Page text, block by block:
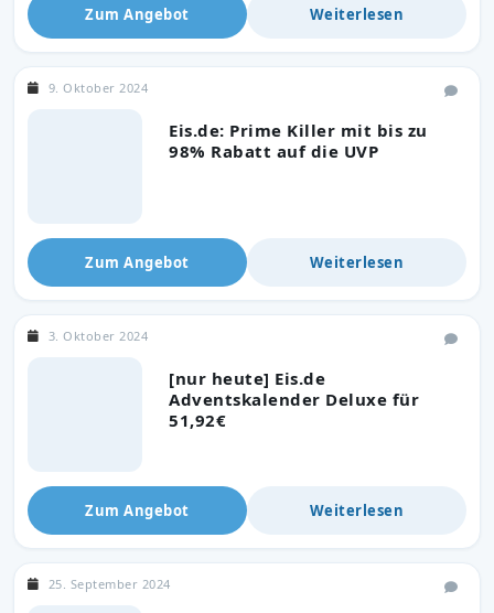
Zum Angebot Weiterlesen
Eis.de: Prime Killer mit bis zu
98% Rabatt auf die UVP
9. Oktober 2024
Zum Angebot Weiterlesen
[nur heute] Eis.de
Adventskalender Deluxe für
51,92€
3. Oktober 2024
Zum Angebot Weiterlesen
25. September 2024